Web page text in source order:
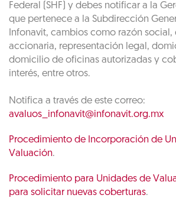
Federal (SHF) y debes notificar a la
que pertenece a la Subdirección
Infonavit, cambios como razón social,
accionaria, representación legal,
domicilio de oficinas autorizadas y
interés, entre otros.
Notifica a través de este correo:
avaluos_infonavit@infonavit.org.mx
Procedimiento de Incorporación de
Valuación.
Procedimiento para Unidades de
para solicitar nuevas coberturas.